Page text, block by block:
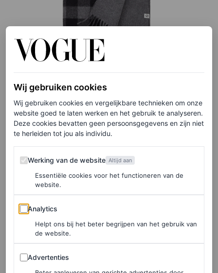
Sjaal van wol, € 70
Kasjmieren sjaals
Als je wil investeren in een luxe item, dan is een
kasjmieren sjaal de ultieme keuze. Kasjmier voelt niet
alleen zijdezacht aan, maar houdt je ook heerlijk warm
zonder zwaar te zijn. Dit seizoen zien we vooral
kasjmieren sjaals in zoete kleurtjes, zoals lichtroze, of
kasjmieren sjaals met een klassieke uitprint.
Wij gebruiken cookies
Wij gebruiken cookies en vergelijkbare technieken om onze
website goed te laten werken en het gebruik te analyseren.
Deze cookies bevatten geen persoonsgegevens en zijn niet
te herleiden tot jou als individu.
Werking van de website
Werking van de website Altijd aan
Essentiële cookies voor het functioneren van de
website.
Analytics
Analytics
Helpt ons bij het beter begrijpen van het gebruik van
de website.
Advertenties
Advertenties